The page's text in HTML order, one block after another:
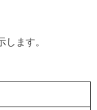
ます。